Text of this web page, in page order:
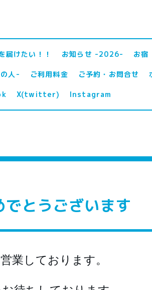
届けたい！！ お知らせ -2026- お
人- ご利用料金 ご予約・お問合せ
X(twitter) Instagram
とうございます
業しております。